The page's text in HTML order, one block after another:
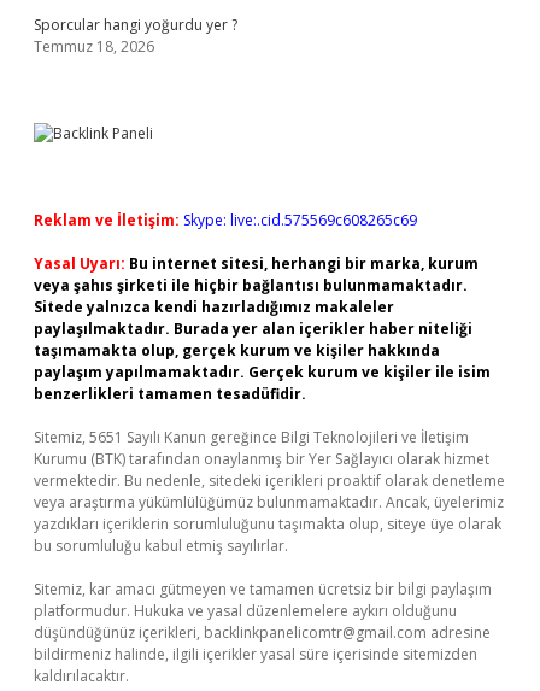
Sporcular hangi yoğurdu yer ?
Temmuz 18, 2026
Reklam ve İletişim: Skype: live:.cid.575569c608265c69
Yasal Uyarı: Bu internet sitesi, herhangi bir marka, kurum
veya şahıs şirketi ile hiçbir bağlantısı bulunmamaktadır.
Sitede yalnızca kendi hazırladığımız makaleler
paylaşılmaktadır. Burada yer alan içerikler haber niteliği
taşımamakta olup, gerçek kurum ve kişiler hakkında
paylaşım yapılmamaktadır. Gerçek kurum ve kişiler ile isim
benzerlikleri tamamen tesadüfidir.
Sitemiz, 5651 Sayılı Kanun gereğince Bilgi Teknolojileri ve İletişim
Kurumu (BTK) tarafından onaylanmış bir Yer Sağlayıcı olarak hizmet
vermektedir. Bu nedenle, sitedeki içerikleri proaktif olarak denetleme
veya araştırma yükümlülüğümüz bulunmamaktadır. Ancak, üyelerimiz
yazdıkları içeriklerin sorumluluğunu taşımakta olup, siteye üye olarak
bu sorumluluğu kabul etmiş sayılırlar.
Sitemiz, kar amacı gütmeyen ve tamamen ücretsiz bir bilgi paylaşım
platformudur. Hukuka ve yasal düzenlemelere aykırı olduğunu
düşündüğünüz içerikleri, backlinkpanelicomtr@gmail.com adresine
bildirmeniz halinde, ilgili içerikler yasal süre içerisinde sitemizden
kaldırılacaktır.